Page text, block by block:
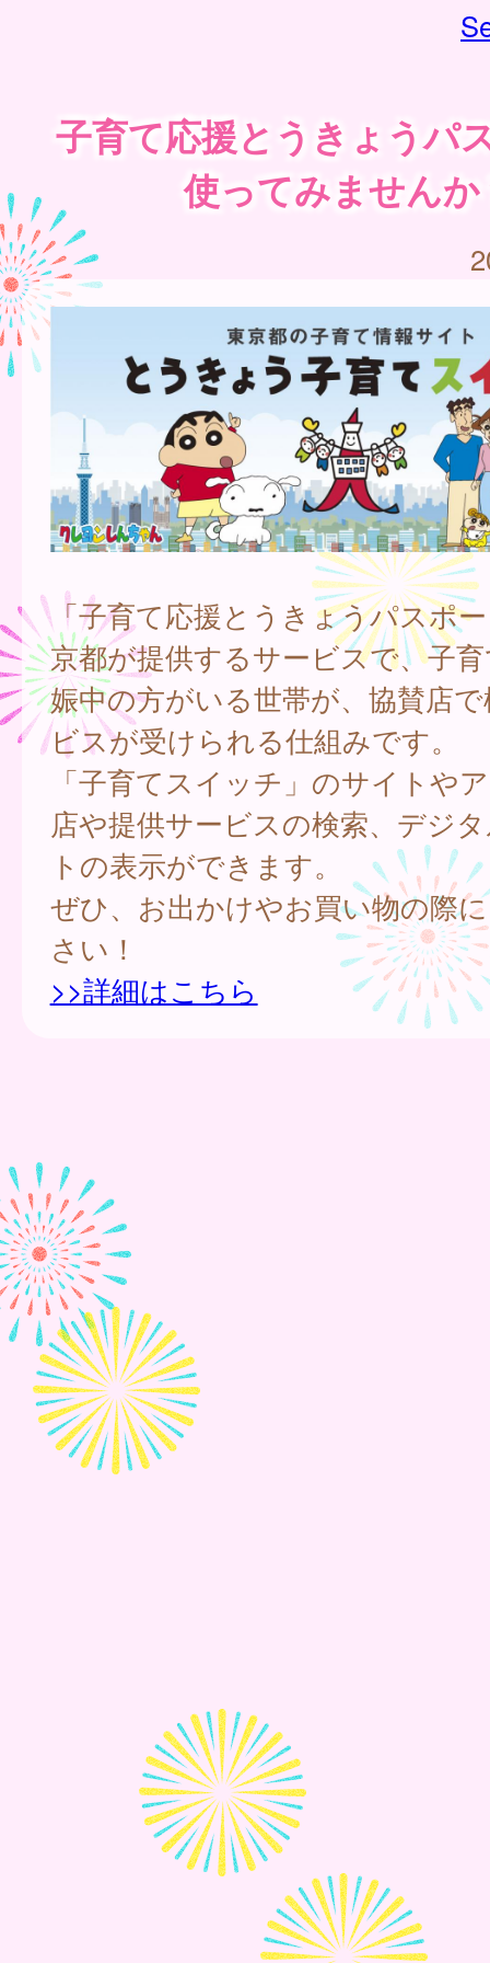
子育て応援とうきょうパ
使ってみませんか
「子育て応援とうきょうパスポ
京都が提供するサービスで、子
娠中の方がいる世帯が、協賛店
ビスが受けられる仕組みです。
「子育てスイッチ」のサイトや
店や提供サービスの検索、デジ
トの表示ができます。
ぜひ、お出かけやお買い物の際
さい！
>>詳細はこちら